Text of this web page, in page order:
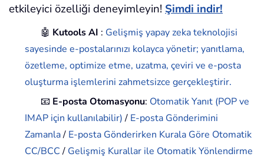
etkileyici özelliği deneyimleyin! Şimdi indir!
🤖 Kutools AI : Gelişmiş yapay zeka teknolojisi
sayesinde e-postalarınızı kolayca yönetir; yanıtlama,
özetleme, optimize etme, uzatma, çeviri ve e-posta
oluşturma işlemlerini zahmetsizce gerçekleştirir.
📧 E-posta Otomasyonu: Otomatik Yanıt (POP ve
IMAP için kullanılabilir)/ E-posta Gönderimini
Zamanla/ E-posta Gönderirken Kurala Göre Otomatik
CC/BCC/ Gelişmiş Kurallar ile Otomatik Yönlendirme